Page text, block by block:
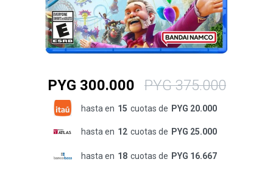
PYG 300.000 PYG 375.000
hasta en 15 cuotas de PYG 20.000
hasta en 12 cuotas de PYG 25.000
hasta en 18 cuotas de PYG 16.667